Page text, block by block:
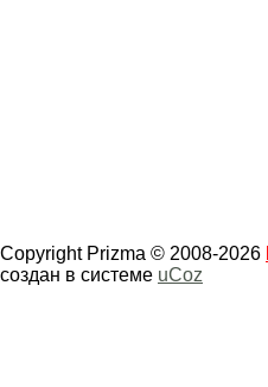
Copyright Prizma © 2008-2026
создан в системе uCoz